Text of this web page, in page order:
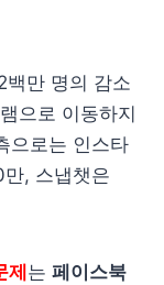
만 명의 감소
으로 이동하지
으로는 인스타
, 스냅챗은
는 페이스북